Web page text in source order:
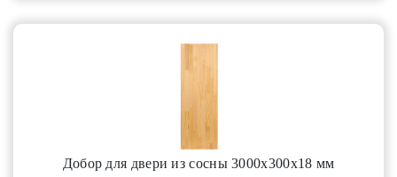
Добор для двери из сосны 3000х300х18 мм